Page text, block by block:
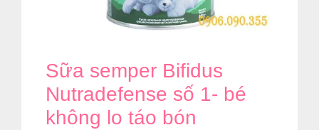
Sữa semper Bifidus
Nutradefense số 1- bé
không lo táo bón